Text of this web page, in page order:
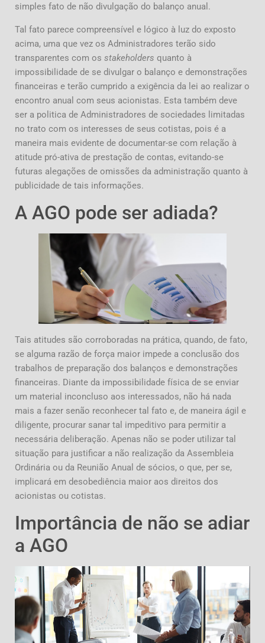
simples fato de não divulgação do balanço anual.
Tal fato parece compreensível e lógico à luz do exposto
acima, uma que vez os Administradores terão sido
transparentes com os stakeholders quanto à
impossibilidade de se divulgar o balanço e demonstrações
financeiras e terão cumprido a exigência da lei ao realizar o
encontro anual com seus acionistas. Esta também deve
ser a politica de Administradores de sociedades limitadas
no trato com os interesses de seus cotistas, pois é a
maneira mais evidente de documentar-se com relação à
atitude pró-ativa de prestação de contas, evitando-se
futuras alegações de omissões da administração quanto à
publicidade de tais informações.
A AGO pode ser adiada?
Tais atitudes são corroboradas na prática, quando, de fato,
se alguma razão de força maior impede a conclusão dos
trabalhos de preparação dos balanços e demonstrações
financeiras. Diante da impossibilidade física de se enviar
um material inconcluso aos interessados, não há nada
mais a fazer senão reconhecer tal fato e, de maneira ágil e
diligente, procurar sanar tal impeditivo para permitir a
necessária deliberação. Apenas não se poder utilizar tal
situação para justificar a não realização da Assembleia
Ordinária ou da Reunião Anual de sócios, o que, per se,
implicará em desobediência maior aos direitos dos
acionistas ou cotistas.
Importância de não se adiar
a AGO